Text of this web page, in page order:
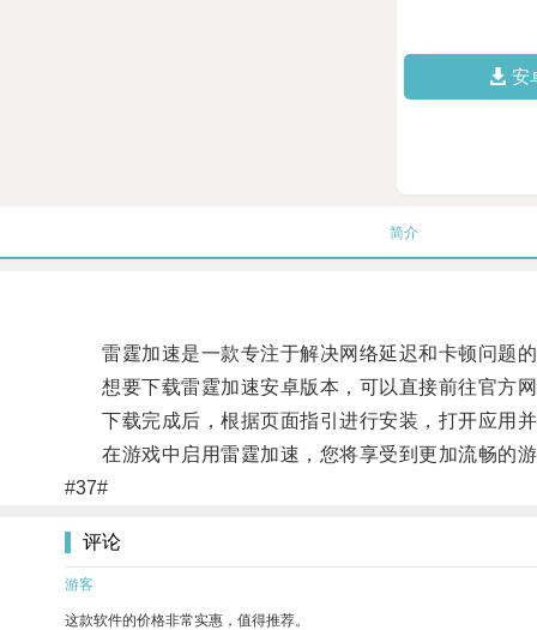
安
简介
雷霆加速是一款专注于解决网络延迟和卡顿问题的
想要下载雷霆加速安卓版本，可以直接前往官方网
下载完成后，根据页面指引进行安装，打开应用并
在游戏中启用雷霆加速，您将享受到更加流畅的游
#37#
评论
游客
这款软件的价格非常实惠，值得推荐。